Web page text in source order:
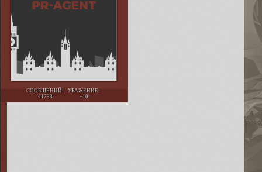
СООБЩЕНИЙ:
41793
УВАЖЕНИЕ:
+10